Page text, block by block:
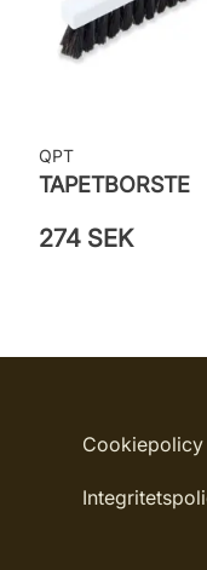
QPT
TAPETBORSTE
274 SEK
Cookiepolicy